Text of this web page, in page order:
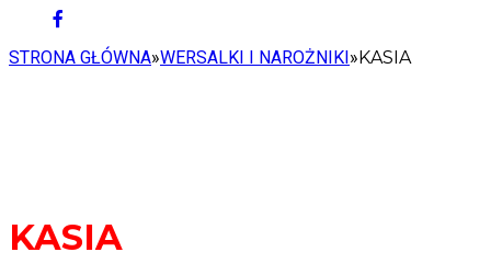
STRONA GŁÓWNA»WERSALKI I NAROŻNIKI»KASIA
KASIA